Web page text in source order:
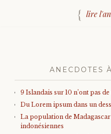
lire
ANECDOTES
9 Islandais sur 10 n’ont pas
Du Lorem ipsum dans un
La population de
indonésiennes